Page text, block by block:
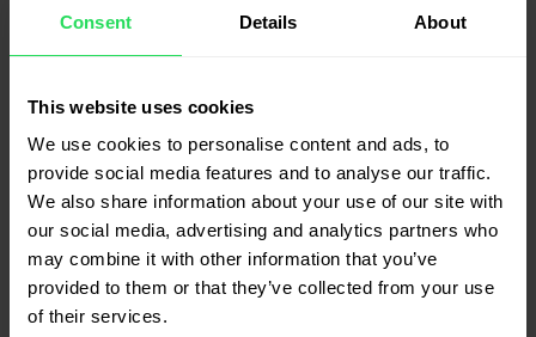
Consent Details About
This website uses cookies
We use cookies to personalise content and ads, to
provide social media features and to analyse our traffic.
We also share information about your use of our site with
our social media, advertising and analytics partners who
may combine it with other information that you’ve
provided to them or that they’ve collected from your use
of their services.
Chifle cu făină de